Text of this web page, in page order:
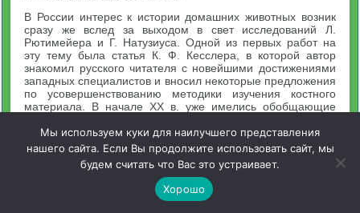
В России интерес к истории домашних животных возник
сразу же вслед за выходом в свет исследований Л.
Рютимейера и Г. Натузиуса. Одной из первых работ на
эту тему была статья К. Ф. Кесслера, в которой автор
знакомил русского читателя с новейшими достижениями
западных специалистов и вносил некоторые предложения
по усовершенствованию методики изучения костного
материала. В начале XX в. уже имелись обобщающие
происхождению домашних животных, как, например,
книги Е. Елачича и особенно Е. А. Богданова. Однако
основные достижения в области изучения проблем
древнего скотоводства связаны уже с советским
Мы используем куки для наилучшего представления
нашего сайта. Если Вы продолжите использовать сайт, мы
будем считать что Вас это устраивает.
Хорошо